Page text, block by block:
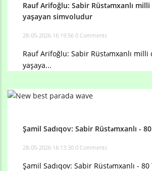
Rauf Arifoğlu: Sabir Rüstəmxanlı
yaşayan simvoludur
28-05-2026 16:19:56 0 Comments
Rauf Arifoğlu: Sabir Rüstəmxanlı milli
yaşaya...
Şamil Sadıqov: Sabir Rüstəmxanlı - 80
28-05-2026 16:13:30 0 Comments
Şamil Sadıqov: Sabir Rüstəmxanlı - 80